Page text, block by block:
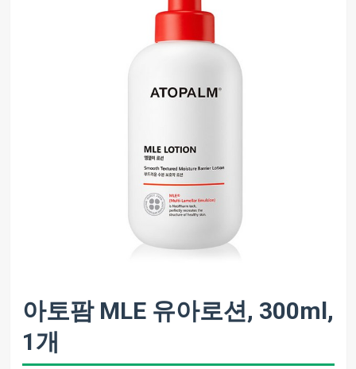
아토팜 MLE 유아로션, 300ml,
1개